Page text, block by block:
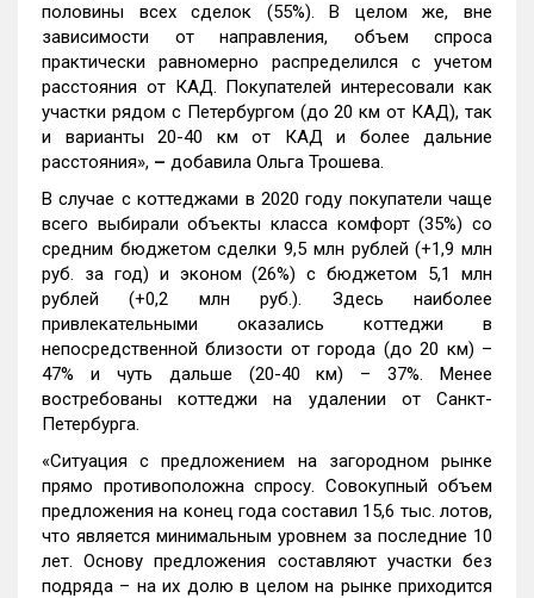
половины всех сделок (55%). В целом же, вне
зависимости от направления, объем спроса
практически равномерно распределился с учетом
расстояния от КАД. Покупателей интересовали как
участки рядом с Петербургом (до 20 км от КАД), так
и варианты 20-40 км от КАД и более дальние
расстояния», – добавила Ольга Трошева.
В случае с коттеджами в 2020 году покупатели чаще
всего выбирали объекты класса комфорт (35%) со
средним бюджетом сделки 9,5 млн рублей (+1,9 млн
руб. за год) и эконом (26%) с бюджетом 5,1 млн
рублей (+0,2 млн руб.). Здесь наиболее
привлекательными оказались коттеджи в
непосредственной близости от города (до 20 км) –
47% и чуть дальше (20-40 км) – 37%. Менее
востребованы коттеджи на удалении от Санкт-
Петербурга.
«Ситуация с предложением на загородном рынке
прямо противоположна спросу. Совокупный объем
предложения на конец года составил 15,6 тыс. лотов,
что является минимальным уровнем за последние 10
лет. Основу предложения составляют участки без
подряда – на их долю в целом на рынке приходится